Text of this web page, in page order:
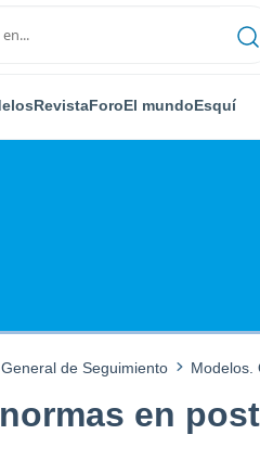
RevistaForoEl mundoEsquí
de Seguimiento Modelos.
en